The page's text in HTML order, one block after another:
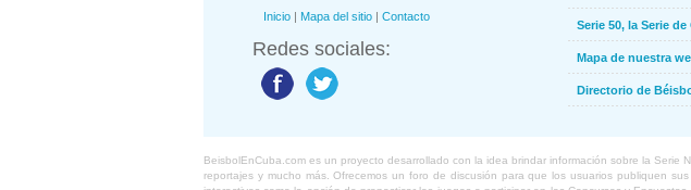
Inicio | Mapa del sitio | Contacto
Redes sociales:
Serie 50, la Serie de
Mapa de nuestra
Directorio de
BeisbolEnCuba.com es un proyecto desarrollado con la idea brindar información sobre la
reportajes y mucho más. Ofrecemos un foro de discusión para que los usuarios publiquen